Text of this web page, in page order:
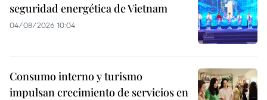
seguridad energética de Vietnam
04/08/2026 10:04
Consumo interno y turismo
impulsan crecimiento de servicios en